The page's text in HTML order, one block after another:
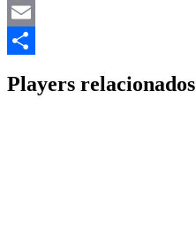
Mastodon
Email
Players relacionados